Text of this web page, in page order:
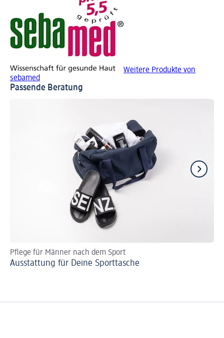
Weitere Produkte von
sebamed
Passende Beratung
Pflege für Männer nach dem Sport
Ausstattung für Deine Sporttasche